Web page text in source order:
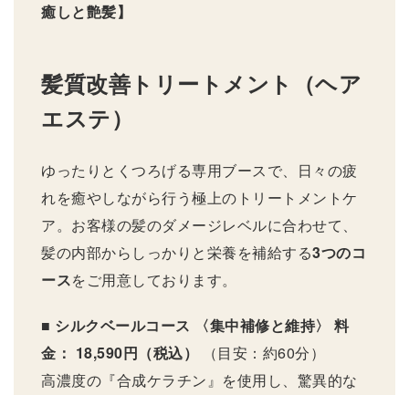
癒しと艶髪】
髪質改善トリートメント（ヘア
エステ）
ゆったりとくつろげる専用ブースで、日々の疲
れを癒やしながら行う極上のトリートメントケ
ア。お客様の髪のダメージレベルに合わせて、
髪の内部からしっかりと栄養を補給する3つのコ
ースをご用意しております。
■ シルクベールコース 〈集中補修と維持〉
料
金： 18,590円（税込）
（目安：約60分）
高濃度の『合成ケラチン』を使用し、驚異的な